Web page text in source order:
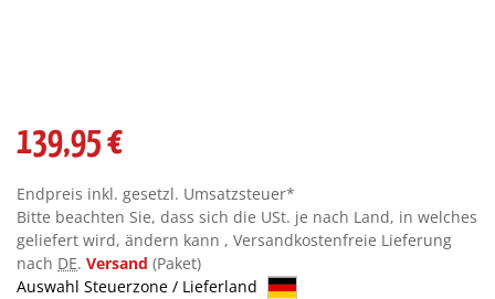
139,95 €
Endpreis inkl. gesetzl. Umsatzsteuer*
Bitte beachten Sie, dass sich die USt. je nach Land, in welches
geliefert wird, ändern kann , Versandkostenfreie Lieferung
nach DE. Versand (Paket)
Auswahl Steuerzone / Lieferland